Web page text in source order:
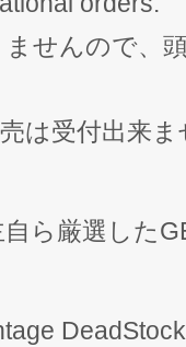
せんので、
は受付出来
ら厳選した